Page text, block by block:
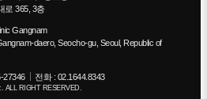
로 365, 3층
Gangnam
daero, Seocho-gu, Seoul, Republic of
27346 전화 : 02.1644.8343
ALL RIGHT RESERVED.